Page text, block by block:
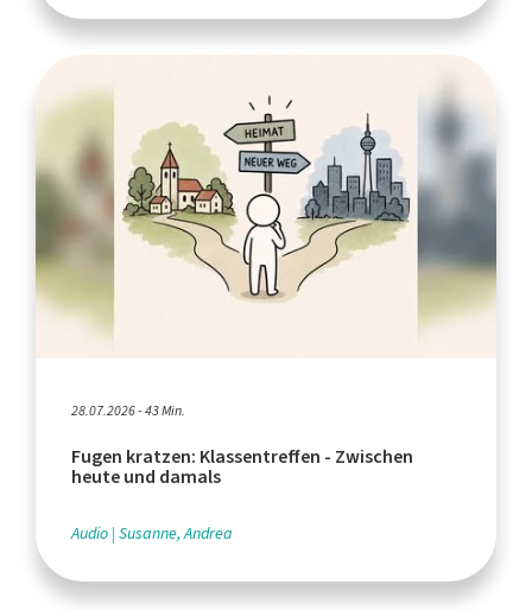
28.07.2026 - 43 Min.
Fugen kratzen: Klassentreffen - Zwischen
heute und damals
Audio Susanne, Andrea